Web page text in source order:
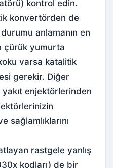
kontrol edin.
konvertörden de
anlamanın en
çürük yumurta
varsa katalitik
gerekir. Diğer
enjektörlerinden
sağlamlıklarını
rastgele yanlış
kodları) de bir